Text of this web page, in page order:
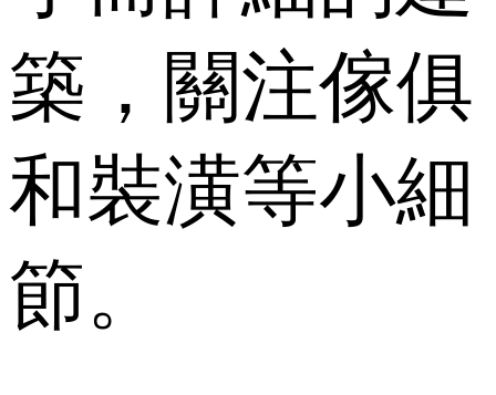
築，關注傢俱
和裝潢等小細
節。